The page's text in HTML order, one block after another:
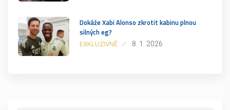
Dokáže Xabi Alonso zkrotit kabinu plnou
silných eg?
EXKLUZIVNĚ 8. 1. 2026